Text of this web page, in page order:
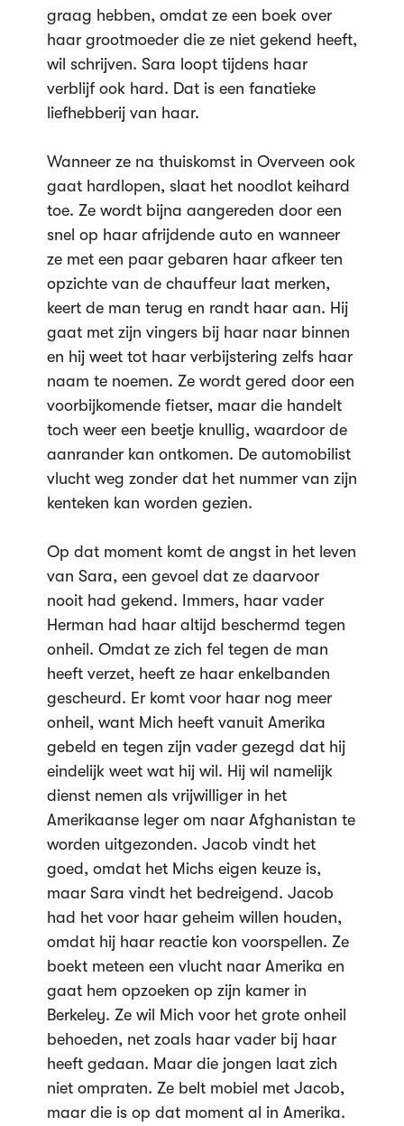
graag hebben, omdat ze een boek over
haar grootmoeder die ze niet gekend heeft,
wil schrijven. Sara loopt tijdens haar
verblijf ook hard. Dat is een fanatieke
liefhebberij van haar.
Wanneer ze na thuiskomst in Overveen ook
gaat hardlopen, slaat het noodlot keihard
toe. Ze wordt bijna aangereden door een
snel op haar afrijdende auto en wanneer
ze met een paar gebaren haar afkeer ten
opzichte van de chauffeur laat merken,
keert de man terug en randt haar aan. Hij
gaat met zijn vingers bij haar naar binnen
en hij weet tot haar verbijstering zelfs haar
naam te noemen. Ze wordt gered door een
voorbijkomende fietser, maar die handelt
toch weer een beetje knullig, waardoor de
aanrander kan ontkomen. De automobilist
vlucht weg zonder dat het nummer van zijn
kenteken kan worden gezien.
Op dat moment komt de angst in het leven
van Sara, een gevoel dat ze daarvoor
nooit had gekend. Immers, haar vader
Herman had haar altijd beschermd tegen
onheil. Omdat ze zich fel tegen de man
heeft verzet, heeft ze haar enkelbanden
gescheurd. Er komt voor haar nog meer
onheil, want Mich heeft vanuit Amerika
gebeld en tegen zijn vader gezegd dat hij
eindelijk weet wat hij wil. Hij wil namelijk
dienst nemen als vrijwilliger in het
Amerikaanse leger om naar Afghanistan te
worden uitgezonden. Jacob vindt het
goed, omdat het Michs eigen keuze is,
maar Sara vindt het bedreigend. Jacob
had het voor haar geheim willen houden,
omdat hij haar reactie kon voorspellen. Ze
boekt meteen een vlucht naar Amerika en
gaat hem opzoeken op zijn kamer in
Berkeley. Ze wil Mich voor het grote onheil
behoeden, net zoals haar vader bij haar
heeft gedaan. Maar die jongen laat zich
niet ompraten. Ze belt mobiel met Jacob,
maar die is op dat moment al in Amerika.